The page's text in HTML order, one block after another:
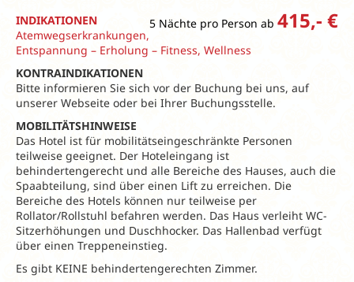
5 Nächte pro Person ab 415,- €
INDIKATIONEN
Atemwegserkrankungen,
Entspannung – Erholung – Fitness, Wellness
KONTRAINDIKATIONEN
Bitte informieren Sie sich vor der Buchung bei uns, auf
unserer Webseite oder bei Ihrer Buchungsstelle.
MOBILITÄTSHINWEISE
Das Hotel ist für mobilitätseingeschränkte Personen
teilweise geeignet. Der Hoteleingang ist
behindertengerecht und alle Bereiche des Hauses, auch die
Spaabteilung, sind über einen Lift zu erreichen. Die
Bereiche des Hotels können nur teilweise per
Rollator/Rollstuhl befahren werden. Das Haus verleiht WC-
Sitzerhöhungen und Duschhocker. Das Hallenbad verfügt
über einen Treppeneinstieg.
Es gibt KEINE behindertengerechten Zimmer.